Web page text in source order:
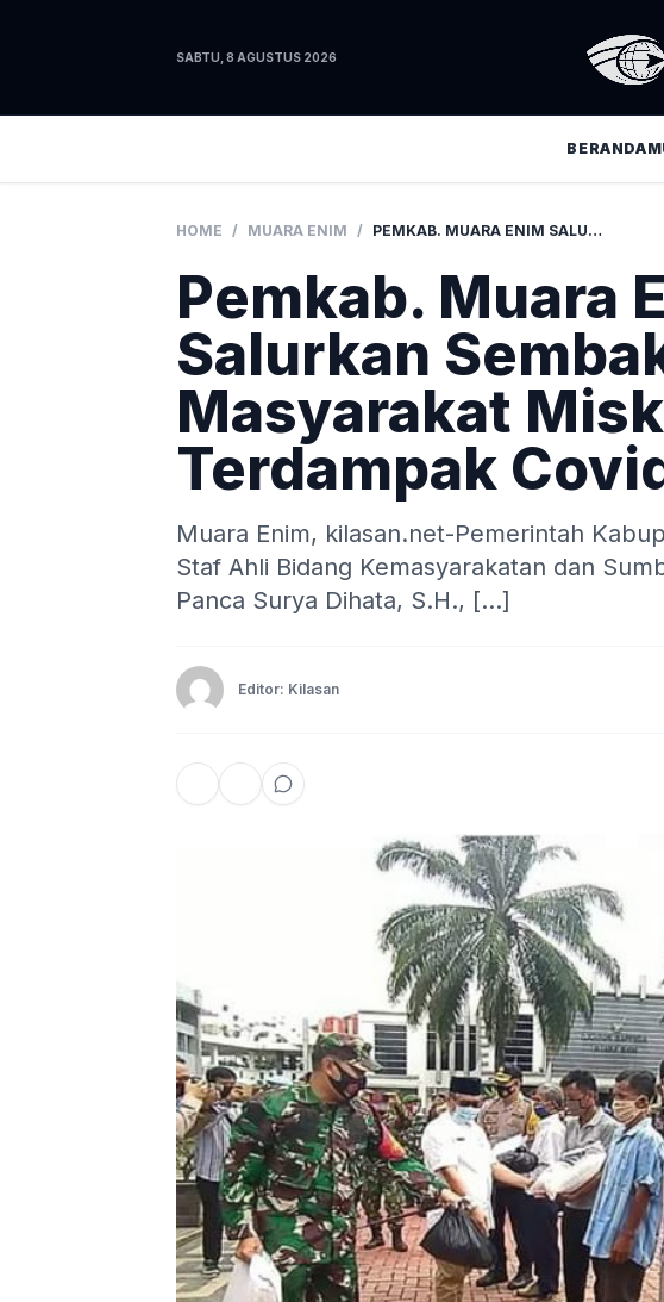
SABTU, 8 AGUSTUS 2026
BERANDA
HOME / MUARA ENIM / PEMKAB. MUARA ENIM SALURKAN SEMBAKO KEPADA MASYARAKAT MISKIN TERDAMPAK COVID-19
Pemkab. Muara
Salurkan
Masyarakat
Terdampak
Muara Enim, kilasan.net-Pemerintah
Staf Ahli Bidang Kemasyarakatan dan
Panca Surya Dihata, S.H., […]
Editor: Kilasan